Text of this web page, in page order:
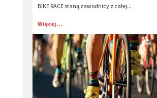
BIKE RACE staną zawodnicy z całej...
Więcej...